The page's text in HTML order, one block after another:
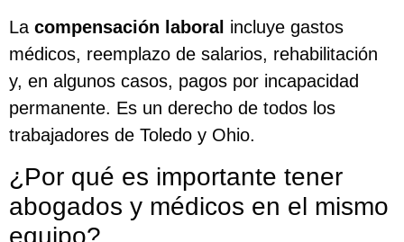
La compensación laboral incluye gastos
médicos, reemplazo de salarios, rehabilitación
y, en algunos casos, pagos por incapacidad
permanente. Es un derecho de todos los
trabajadores de Toledo y Ohio.
¿Por qué es importante tener
abogados y médicos en el mismo
equipo?